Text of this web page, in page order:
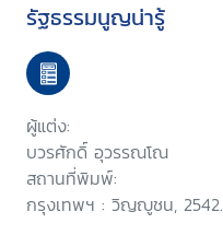
รัฐธรรมนูญน่ารู้
ผู้แต่ง:
บวรศักดิ์ อุวรรณโณ
สถานที่พิมพ์:
กรุงเทพฯ : วิญญูชน, 2542.